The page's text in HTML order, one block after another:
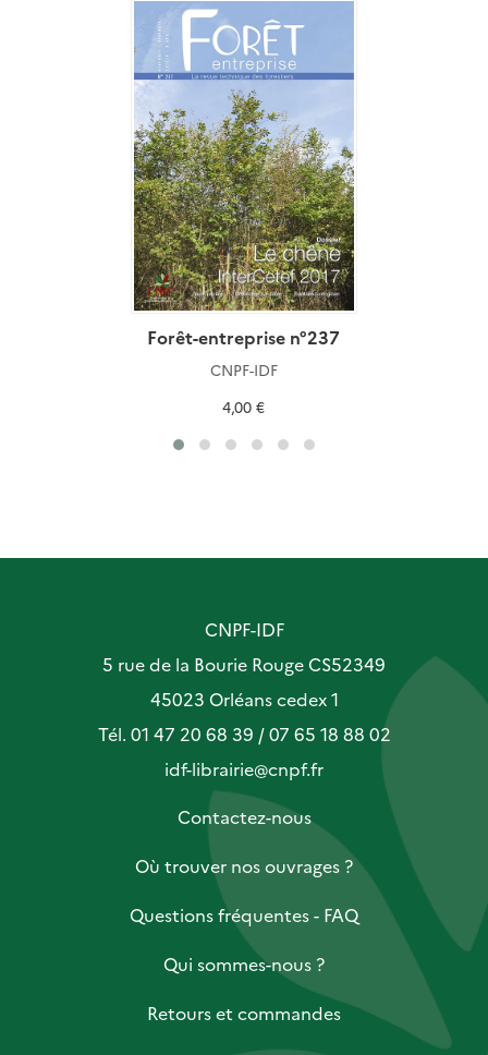
Forêt-entreprise n°237
CNPF-IDF
4,00 €
CNPF-IDF
5 rue de la Bourie Rouge CS52349
45023 Orléans cedex 1
Tél. 01 47 20 68 39 / 07 65 18 88 02
idf-librairie@cnpf.fr
Contactez-nous
Où trouver nos ouvrages ?
Questions fréquentes - FAQ
Qui sommes-nous ?
Retours et commandes